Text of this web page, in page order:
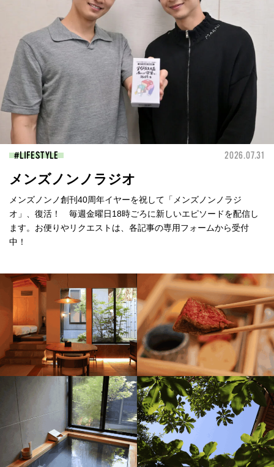
LIFESTYLE 2026.07.31
メンズノンノラジオ
メンズノンノ創刊40周年イヤーを祝して「メンズノンノラジ
オ」、復活！ 毎週金曜日18時ごろに新しいエピソードを配信し
ます。お便りやリクエストは、各記事の専用フォームから受付
中！